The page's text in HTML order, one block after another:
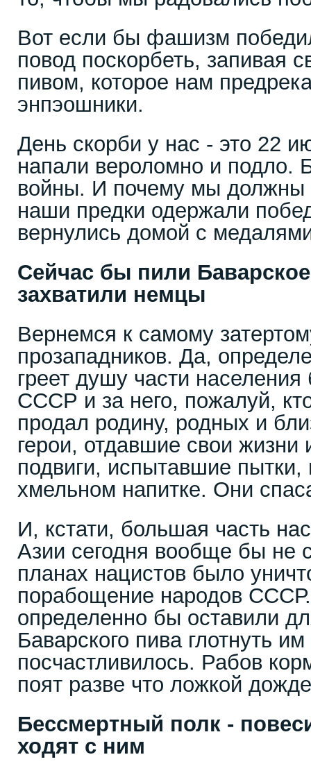
Вот если бы фашизм
повод поскорбеть, запивая
пивом, которое нам
энпэошники.
День скорби у нас - это 22
напали вероломно и подло.
войны. И почему мы должны
наши предки одержали
вернулись домой с
Сейчас бы пили
захватили немцы
Вернемся к самому
прозападников. Да,
греет душу части
СССР и за него, пожалуй,
продал родину, родных и
герои, отдавшие свои
подвиги, испытавшие
хмельном напитке. Они
И, кстати, большая часть
Азии сегодня вообще бы не
планах нацистов было
порабощение народов СССР.
определенно бы оставили
Баварского пива глотнуть
посчастливилось. Рабов
поят разве что ложкой
Бессмертный полк -
ходят с ним